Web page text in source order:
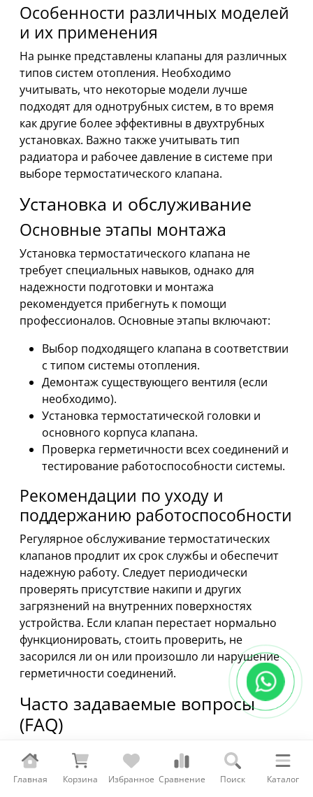
Главная Корзина Избранное Сравнение Поиск Каталог
Особенности различных моделей
и их применения
На рынке представлены клапаны для различных
типов систем отопления. Необходимо
учитывать, что некоторые модели лучше
подходят для однотрубных систем, в то время
как другие более эффективны в двухтрубных
установках. Важно также учитывать тип
радиатора и рабочее давление в системе при
выборе термостатического клапана.
Установка и обслуживание
Основные этапы монтажа
Установка термостатического клапана не
требует специальных навыков, однако для
надежности подготовки и монтажа
рекомендуется прибегнуть к помощи
профессионалов. Основные этапы включают:
Выбор подходящего клапана в соответствии
с типом системы отопления.
Демонтаж существующего вентиля (если
необходимо).
Установка термостатической головки и
основного корпуса клапана.
Проверка герметичности всех соединений и
тестирование работоспособности системы.
Рекомендации по уходу и
поддержанию работоспособности
Регулярное обслуживание термостатических
клапанов продлит их срок службы и обеспечит
надежную работу. Следует периодически
проверять присутствие накипи и других
загрязнений на внутренних поверхностях
устройства. Если клапан перестает нормально
функционировать, стоить проверить, не
засорился ли он или произошло ли нарушение
герметичности соединений.
Часто задаваемые вопросы
(FAQ)
Как выбрать подходящий
термостатический клапан?